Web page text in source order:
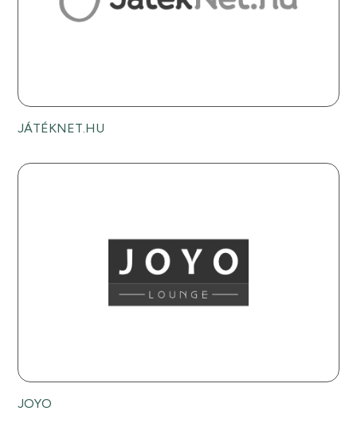
JÁTÉKNET.HU
JOYO